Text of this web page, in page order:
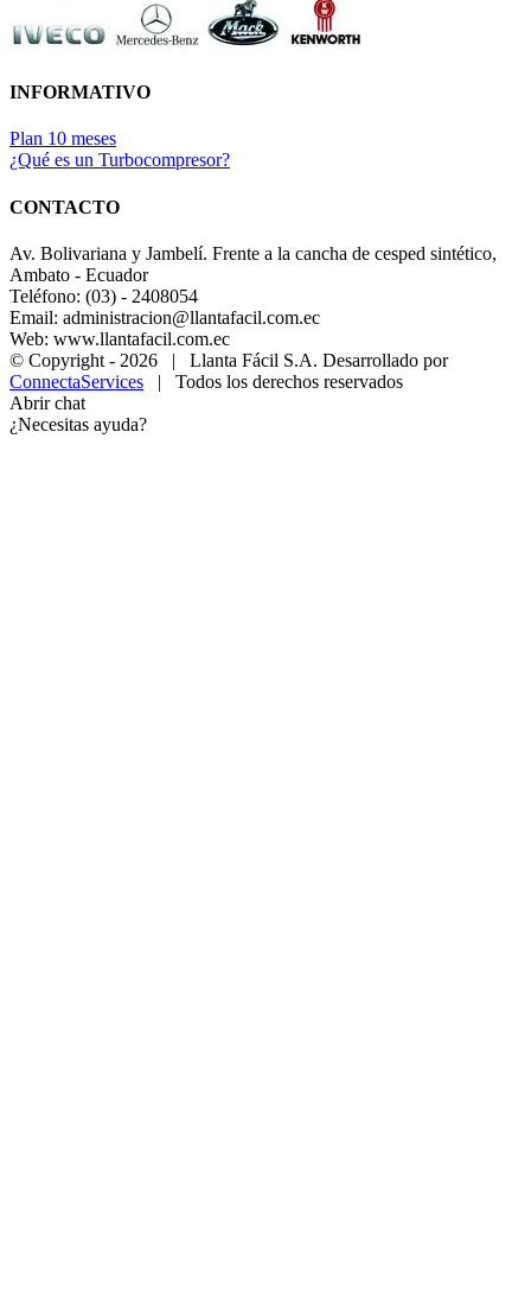
INFORMATIVO
Plan 10 meses
¿Qué es un Turbocompresor?
CONTACTO
Av. Bolivariana y Jambelí. Frente a la cancha de cesped sintético,
Ambato - Ecuador
Teléfono: (03) - 2408054
Email: administracion@llantafacil.com.ec
Web: www.llantafacil.com.ec
© Copyright - 2026 | Llanta Fácil S.A. Desarrollado por
ConnectaServices | Todos los derechos reservados
Abrir chat
¿Necesitas ayuda?